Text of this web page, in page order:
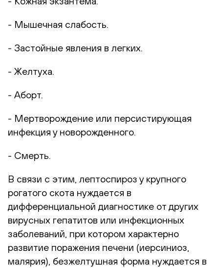
- Мышечная слабость.
- Застойные явления в легких.
- Желтуха.
- Аборт.
- Мертворождение или персистирующая
инфекция у новорожденного.
- Смерть.
В связи с этим, лептоспироз у крупного
рогатого скота нуждается в
дифференциальной диагностике от других
вирусных гепатитов или инфекционных
заболеваний, при котором характерно
развитие поражения печени (иерсиниоз,
малярия), безжелтушная форма нуждается в